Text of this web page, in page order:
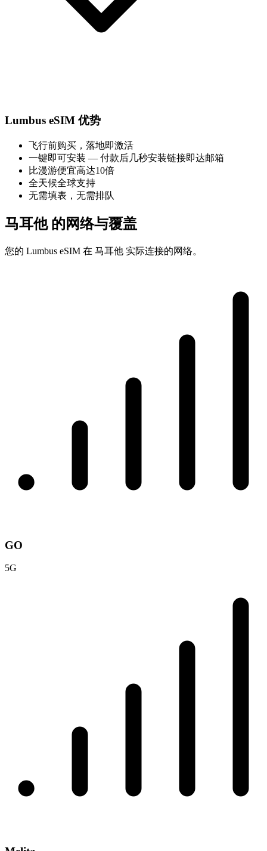
Lumbus eSIM 优势
飞行前购买，落地即激活
一键即可安装 — 付款后几秒安装链接即达邮箱
比漫游便宜高达10倍
全天候全球支持
无需填表，无需排队
马耳他 的网络与覆盖
您的 Lumbus eSIM 在 马耳他 实际连接的网络。
GO
5G